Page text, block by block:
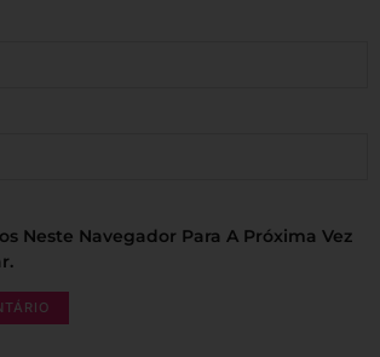
Neste Navegador Para A Próxima Vez